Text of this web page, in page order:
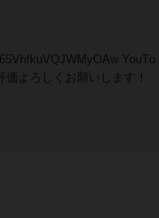
YouTu
よろしくお願いします！